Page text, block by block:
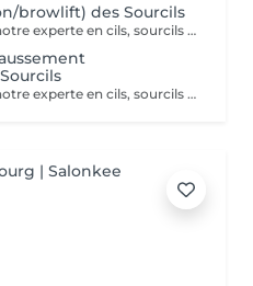
browlift) des Sourcils
Prestation réalisée par Diana, notre experte en cils, sourcils et épilation, avec plus de 10 ans d'expérience, garantissant précision et résultats de haute qualité.
Prestation réalisée par Diana, notre experte en cils, sourcils et épilation, avec plus de 10 ans d'expérience, garantissant précision et résultats de haute qualité.